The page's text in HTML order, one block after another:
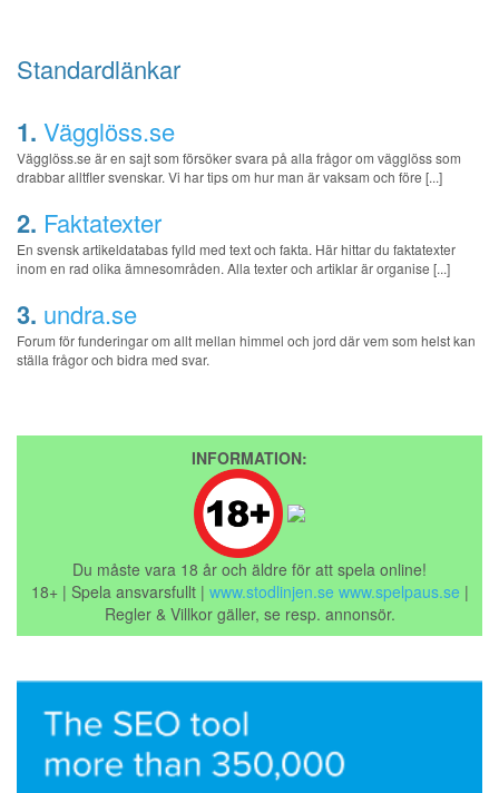
Standardlänkar
1. Vägglöss.se
Vägglöss.se är en sajt som försöker svara på alla frågor om vägglöss som
drabbar alltfler svenskar. Vi har tips om hur man är vaksam och före [...]
2. Faktatexter
En svensk artikeldatabas fylld med text och fakta. Här hittar du faktatexter
inom en rad olika ämnesområden. Alla texter och artiklar är organise [...]
3. undra.se
Forum för funderingar om allt mellan himmel och jord där vem som helst kan
ställa frågor och bidra med svar.
INFORMATION:
Du måste vara 18 år och äldre för att spela online!
18+ | Spela ansvarsfullt | www.stodlinjen.se www.spelpaus.se |
Regler & Villkor gäller, se resp. annonsör.